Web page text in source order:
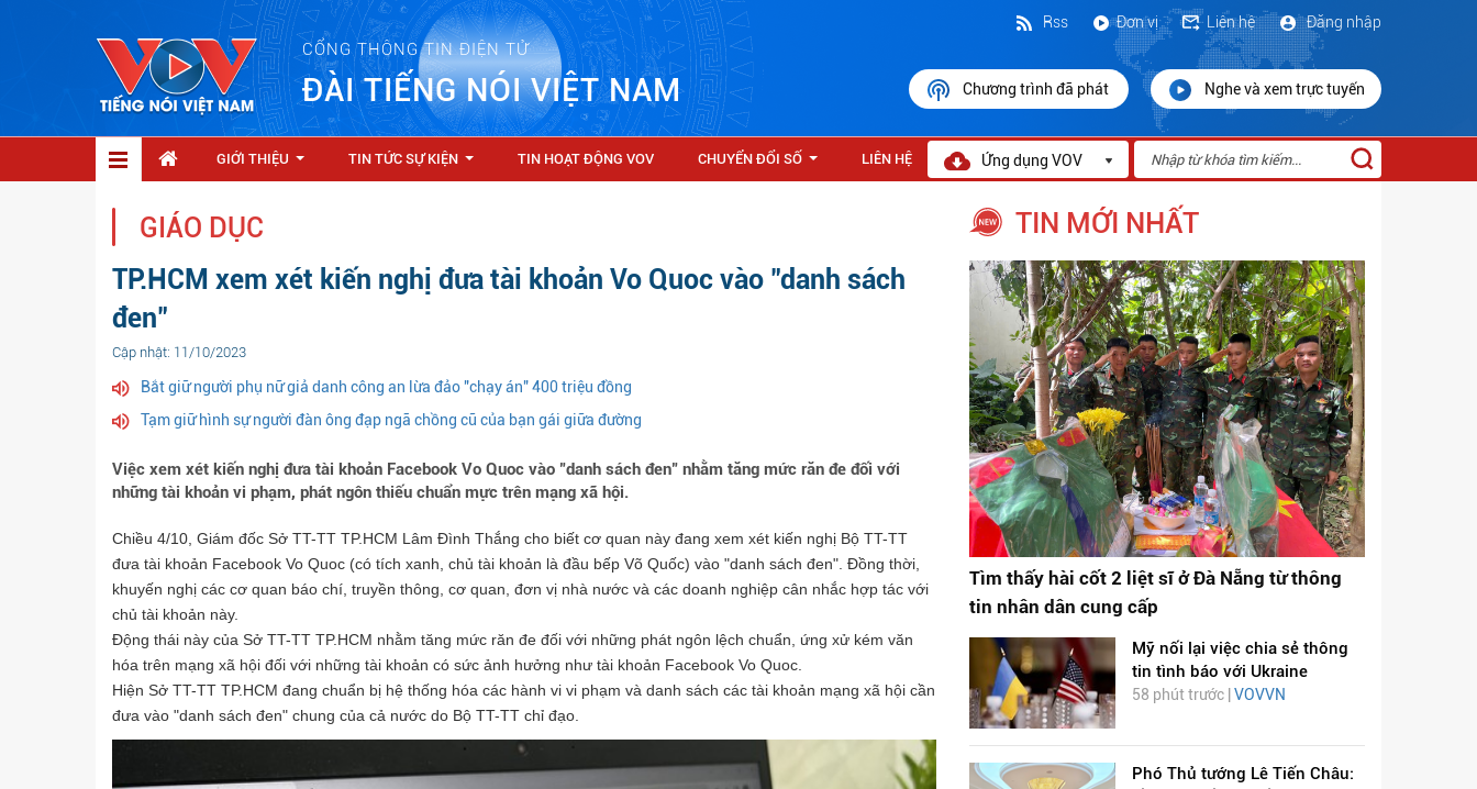
CỔNG THÔNG TIN ĐIỆN TỬ
ĐÀI TIẾNG NÓI VIỆT NAM
Đăng nhập
Liên hệ
Đơn vị
Rss
Chương trình đã phát Nghe và xem trực tuyến
GIỚI THIỆU TIN TỨC SỰ KIỆN TIN HOẠT ĐỘNG VOV CHUYỂN ĐỔI SỐ LIÊN HỆ Ứng dụng VOV
GIÁO DỤC
TP.HCM xem xét kiến nghị đưa tài khoản Vo Quoc vào "danh sách
đen"
Cập nhật: 11/10/2023
Bắt giữ người phụ nữ giả danh công an lừa đảo "chạy án" 400 triệu đồng
Tạm giữ hình sự người đàn ông đạp ngã chồng cũ của bạn gái giữa đường
Việc xem xét kiến nghị đưa tài khoản Facebook Vo Quoc vào "danh sách đen" nhằm tăng mức răn đe đối với
những tài khoản vi phạm, phát ngôn thiếu chuẩn mực trên mạng xã hội.
Chiều 4/10, Giám đốc Sở TT-TT TP.HCM Lâm Đình Thắng cho biết cơ quan này đang xem xét kiến nghị Bộ TT-TT
đưa tài khoản Facebook Vo Quoc (có tích xanh, chủ tài khoản là đầu bếp Võ Quốc) vào "danh sách đen". Đồng thời,
khuyến nghị các cơ quan báo chí, truyền thông, cơ quan, đơn vị nhà nước và các doanh nghiệp cân nhắc hợp tác với
chủ tài khoản này.
Động thái này của Sở TT-TT TP.HCM nhằm tăng mức răn đe đối với những phát ngôn lệch chuẩn, ứng xử kém văn
hóa trên mạng xã hội đối với những tài khoản có sức ảnh hưởng như tài khoản Facebook Vo Quoc.
Hiện Sở TT-TT TP.HCM đang chuẩn bị hệ thống hóa các hành vi vi phạm và danh sách các tài khoản mạng xã hội cần
đưa vào "danh sách đen" chung của cả nước do Bộ TT-TT chỉ đạo.
TIN MỚI NHẤT
Tìm thấy hài cốt 2 liệt sĩ ở Đà Nẵng từ thông
tin nhân dân cung cấp
Mỹ nối lại việc chia sẻ thông
tin tình báo với Ukraine
58 phút trước | VOVVN
Phó Thủ tướng Lê Tiến Châu: